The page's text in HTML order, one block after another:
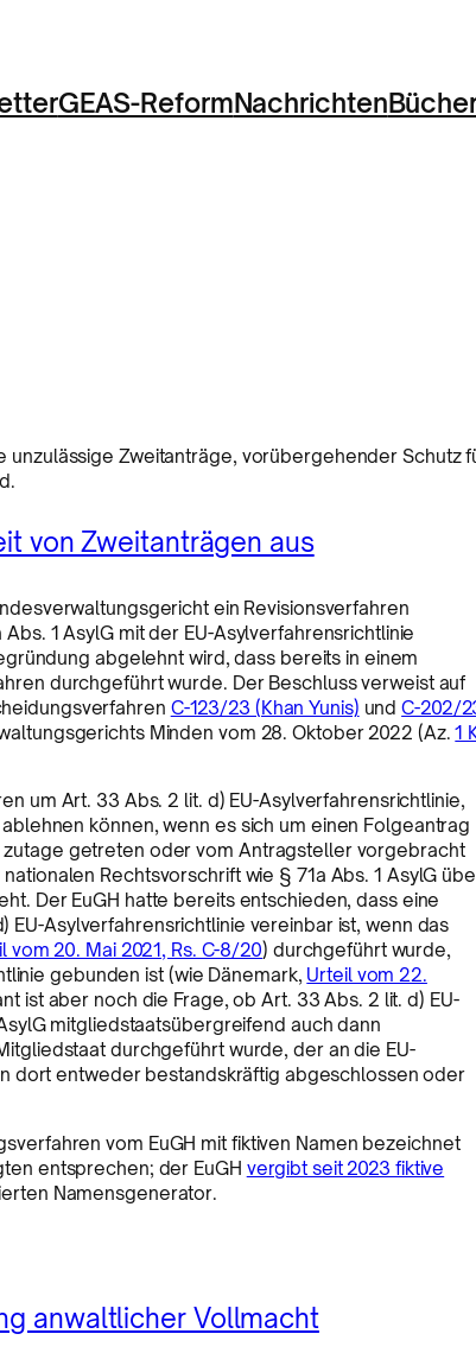
GEAS-ReformNachrichten
unzulässige Zweitanträge, vorübergehender Schutz
von Zweitanträgen aus
ein Revisionsverfahren
1 AsylG mit der EU-Asylverfahrensrichtlinie
abgelehnt wird, dass bereits in einem
durchgeführt wurde. Der Beschluss verweist auf
C-123/23 (Khan Yunis) undC-202/
Minden vom 28. Oktober 2022 (Az.1
um Art. 33 Abs. 2 lit. d) EU-Asylverfahrensrichtlinie,
können, wenn es sich um einen Folgeantrag
getreten oder vom Antragsteller vorgebracht
Rechtsvorschrift wie § 71a Abs. 1 AsylG
Der EuGH hatte bereits entschieden, dass eine
EU-Asylverfahrensrichtlinie vereinbar ist, wenn das
vom 20. Mai 2021, Rs. C-8/20) durchgeführt wurde,
gebunden ist (wie Dänemark, Urteil vom 22.
ist aber noch die Frage, ob Art. 33 Abs. 2 lit. d) EU-
mitgliedstaatsübergreifend auch dann
durchgeführt wurde, der an die EU-
dort entweder bestandskräftig abgeschlossen oder
vom EuGH mit fiktiven Namen bezeichnet
entsprechen; der EuGH vergibt seit 2023 fiktive
Namensgenerator.
anwaltlicher Vollmacht